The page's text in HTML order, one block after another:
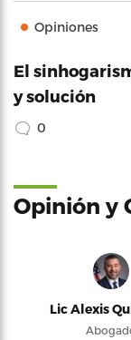
Opiniones
El
y solución
0
Opinión y
Lic Alexis